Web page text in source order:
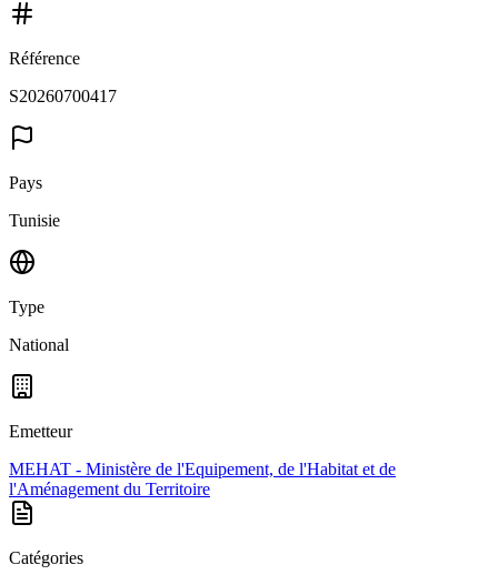
Référence
S20260700417
Pays
Tunisie
Type
National
Emetteur
MEHAT - Ministère de l'Equipement, de l'Habitat et de
l'Aménagement du Territoire
Catégories